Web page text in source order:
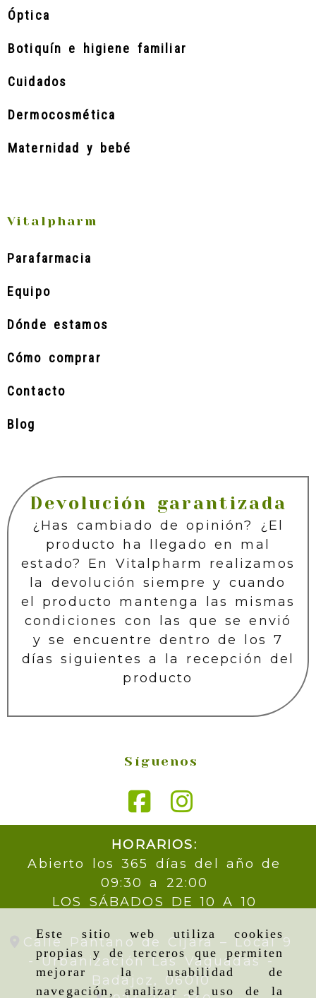
Este sitio web utiliza cookies
propias y de terceros que permiten
mejorar la usabilidad de
navegación, analizar el uso de la
Óptica
Botiquín e higiene familiar
Cuidados
Dermocosmética
Maternidad y bebé
Vitalpharm
Parafarmacia
Equipo
Dónde estamos
Cómo comprar
Contacto
Blog
Devolución garantizada
¿Has cambiado de opinión? ¿El
producto ha llegado en mal
estado? En Vitalpharm realizamos
la devolución siempre y cuando
el producto mantenga las mismas
condiciones con las que se envió
y se encuentre dentro de los 7
días siguientes a la recepción del
producto
Síguenos
HORARIOS:
Abierto los 365 días del año de
09:30 a 22:00
LOS SÁBADOS DE 10 A 10
Calle Pantano de Cijara – Local 9
- Urbanización Las Vaguadas -
Badajoz, 06010